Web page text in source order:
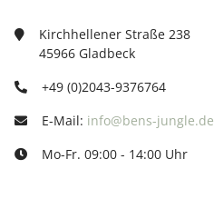
Kirchhellener Straße 238
45966 Gladbeck
+49 (0)2043-9376764
E-Mail: info@bens-jungle.de
Mo-Fr. 09:00 - 14:00 Uhr